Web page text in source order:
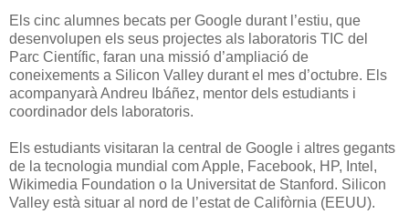
Els cinc alumnes becats per Google durant l’estiu, que
desenvolupen els seus projectes als laboratoris TIC del
Parc Científic, faran una missió d’ampliació de
coneixements a Silicon Valley durant el mes d’octubre. Els
acompanyarà Andreu Ibáñez, mentor dels estudiants i
coordinador dels laboratoris.
Els estudiants visitaran la central de Google i altres gegants
de la tecnologia mundial com Apple, Facebook, HP, Intel,
Wikimedia Foundation o la Universitat de Stanford. Silicon
Valley està situar al nord de l’estat de Califòrnia (EEUU).